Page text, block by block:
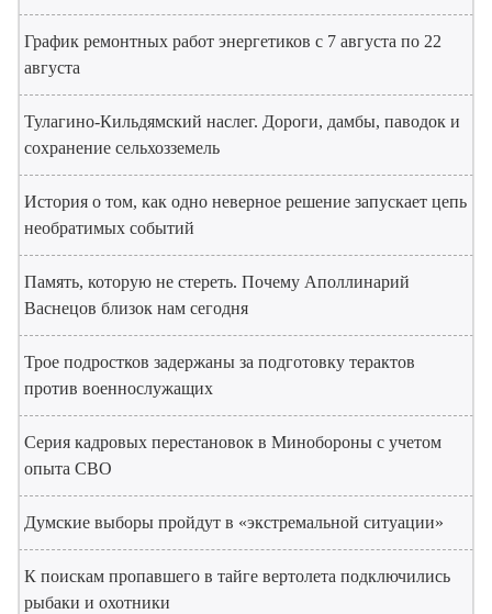
График ремонтных работ энергетиков с 7 августа по 22
августа
Тулагино-Кильдямский наслег. Дороги, дамбы, паводок и
сохранение сельхозземель
История о том, как одно неверное решение запускает цепь
необратимых событий
Память, которую не стереть. Почему Аполлинарий
Васнецов близок нам сегодня
Трое подростков задержаны за подготовку терактов
против военнослужащих
Серия кадровых перестановок в Минобороны с учетом
опыта СВО
Думские выборы пройдут в «экстремальной ситуации»
К поискам пропавшего в тайге вертолета подключились
рыбаки и охотники